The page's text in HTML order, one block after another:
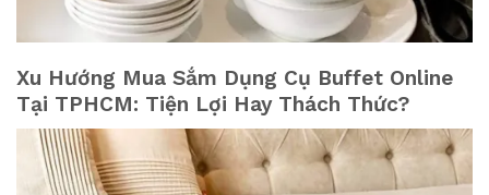
Xu Hướng Mua Sắm Dụng Cụ Buffet Online
Tại TPHCM: Tiện Lợi Hay Thách Thức?